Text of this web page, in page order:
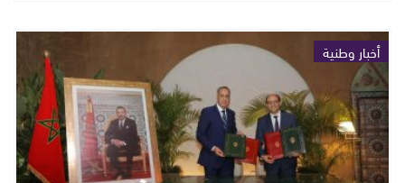
أخبار وطنية